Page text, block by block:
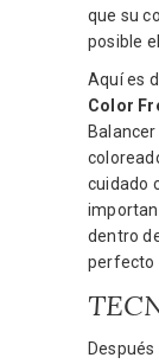
que su
posible
Aquí es
Color
cuidado
dentro
perfecto